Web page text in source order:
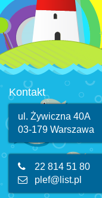
Kontakt
ul. Żywiczna 40A
03-179 Warszawa
22 814 51 80
plef@list.pl